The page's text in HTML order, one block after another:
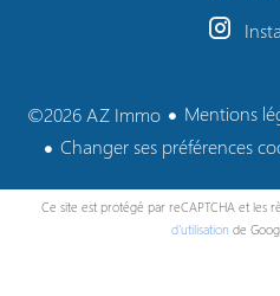
©2026 AZ Immo Mentions
Changer ses préférences
Ce site est protégé par reCAPTCHA et les
d'utilisation de